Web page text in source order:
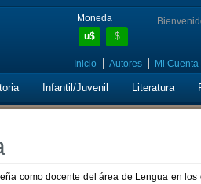
Moneda
u$
$
Inicio Autores Mi Cuenta
Infantil/Juvenil Literatura
como docente del área de Lengua en